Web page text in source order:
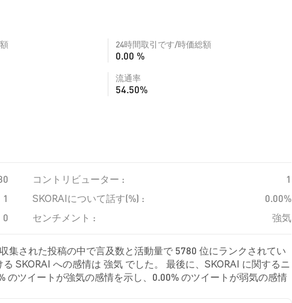
24時間取引です/時価総額
0.00 %
流通率
54.50%
コントリビューター :
1
1 SKORAIについて話す(%) :
0.00%
0 センチメント : 強気
集された投稿の中で言及数と活動量で 5780 位にランクされてい
SKORAI への感情は 強気 でした。 最後に、SKORAI に関するニ
ツイートが強気の感情を示し、0.00% のツイートが弱気の感情